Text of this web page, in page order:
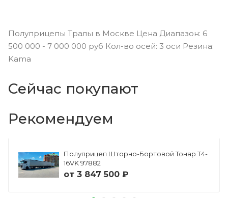
Полуприцепы Тралы в Москве Цена Диапазон: 6
500 000 - 7 000 000 руб Кол-во осей: 3 оси Резина:
Kama
Сейчас покупают
Рекомендуем
Полуприцеп Шторно-Бортовой Тонар Т4-
16VK 97882
от 3 847 500 ₽